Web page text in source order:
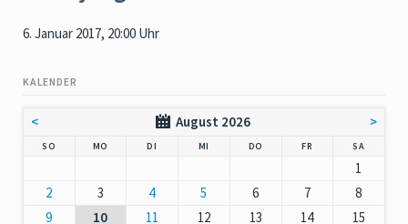
6. Januar 2017, 20:00 Uhr
KALENDER
< August 2026 >
SO MO DI MI DO NNERSTAG
FR SAMSTAG
1
2
3 4 5 6 7
8
9
10 11 12 13 14
15